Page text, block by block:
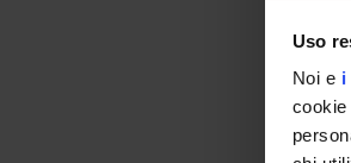
Uso
Noi e i